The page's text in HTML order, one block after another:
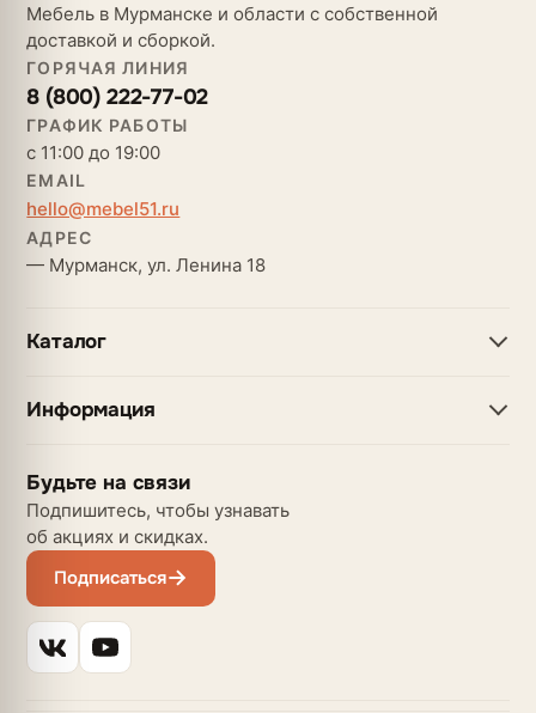
Мебель в Мурманске и области с собственной
доставкой и сборкой.
ГОРЯЧАЯ ЛИНИЯ
8 (800) 222-77-02
ГРАФИК РАБОТЫ
с 11:00 до 19:00
EMAIL
hello@mebel51.ru
АДРЕС
— Мурманск, ул. Ленина 18
Каталог
Информация
Будьте на связи
Подпишитесь, чтобы узнавать
об акциях и скидках.
Подписаться